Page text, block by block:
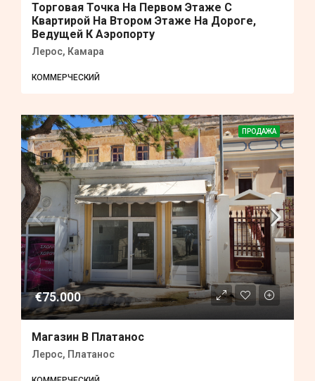
Торговая Точка На Первом Этаже С
Квартирой На Втором Этаже На Дороге,
Ведущей К Аэропорту
Лерос, Камара
КОММЕРЧЕСКИЙ
ПРОДАЖА
€75.000
Магазин В Платанос
Лерос, Платанос